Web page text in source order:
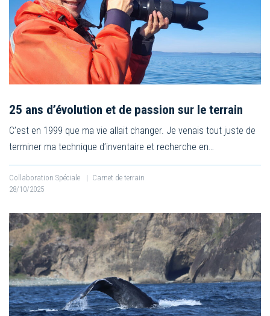
25 ans d’évolution et de passion sur le terrain
C’est en 1999 que ma vie allait changer. Je venais tout juste de
terminer ma technique d’inventaire et recherche en…
Collaboration Spéciale | Carnet de terrain
28/10/2025